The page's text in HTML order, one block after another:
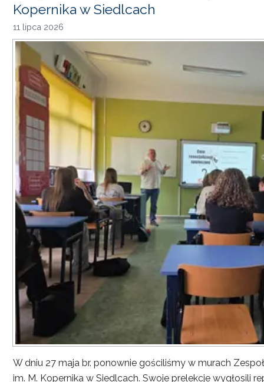
Kopernika w Siedlcach
11 lipca 2026
W dniu 27 maja br. ponownie gościliśmy w murach
im. M. Kopernika w Siedlcach. Swoje prelekcje wygłosili